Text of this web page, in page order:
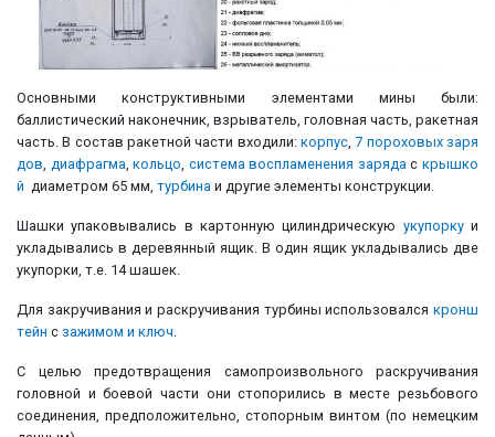
Основными конструктивными элементами мины были:
баллистический наконечник, взрыватель, головная часть, ракетная
часть. В состав ракетной части входили: корпус,7 пороховых заря
дов, диафрагма,кольцо, система воспламенения зарядаскрышко
й диаметром 65 мм, турбина и другие элементы конструкции.
Шашки упаковывались в картонную цилиндрическую укупоркуи
укладывались в деревянный ящик. В один ящик укладывались две
укупорки, т.е. 14 шашек.
Для закручивания и раскручивания турбины использовался кронш
тейн с зажимом и ключ.
С целью предотвращения самопроизвольного раскручивания
головной и боевой части они стопорились в месте резьбового
соединения, предположительно, стопорным винтом (по немецким